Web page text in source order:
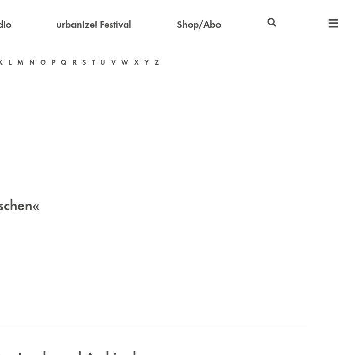
urbanize! Festival Shop/Abo
L M N O P Q R S T U V W X Y Z